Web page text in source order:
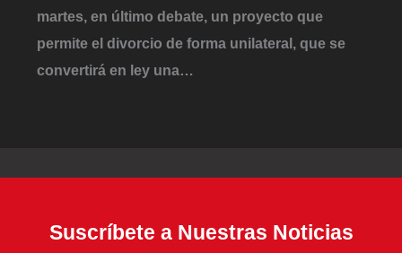
martes, en último debate, un proyecto que
permite el divorcio de forma unilateral, que se
convertirá en ley una…
Suscríbete a Nuestras Noticias